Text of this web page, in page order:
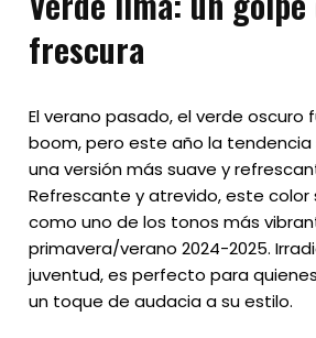
frescura
El verano pasado, el verde oscuro
boom, pero este año la
una versión más suave y
Refrescante y atrevido, este color
como uno de los tonos más
primavera/verano 2024-2025.
juventud, es perfecto para
un toque de audacia a su estilo.